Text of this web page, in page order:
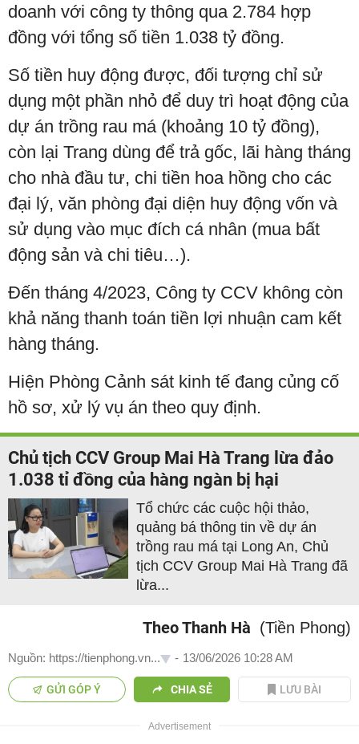
doanh với công ty thông qua 2.784 hợp
đồng với tổng số tiền 1.038 tỷ đồng.
Số tiền huy động được, đối tượng chỉ sử
dụng một phần nhỏ để duy trì hoạt động của
dự án trồng rau má (khoảng 10 tỷ đồng),
còn lại Trang dùng để trả gốc, lãi hàng tháng
cho nhà đầu tư, chi tiền hoa hồng cho các
đại lý, văn phòng đại diện huy động vốn và
sử dụng vào mục đích cá nhân (mua bất
động sản và chi tiêu…).
Đến tháng 4/2023, Công ty CCV không còn
khả năng thanh toán tiền lợi nhuận cam kết
hàng tháng.
Hiện Phòng Cảnh sát kinh tế đang củng cố
hồ sơ, xử lý vụ án theo quy định.
Chủ tịch CCV Group Mai Hà Trang lừa đảo
1.038 tỉ đồng của hàng ngàn bị hại
Tổ chức các cuộc hội thảo,
quảng bá thông tin về dự án
trồng rau má tại Long An, Chủ
tịch CCV Group Mai Hà Trang đã
lừa...
Theo Thanh Hà (Tiền Phong)
Nguồn: https://tienphong.vn... - 13/06/2026 10:28 AM
GỬI GÓP Ý CHIA SẺ LƯU BÀI